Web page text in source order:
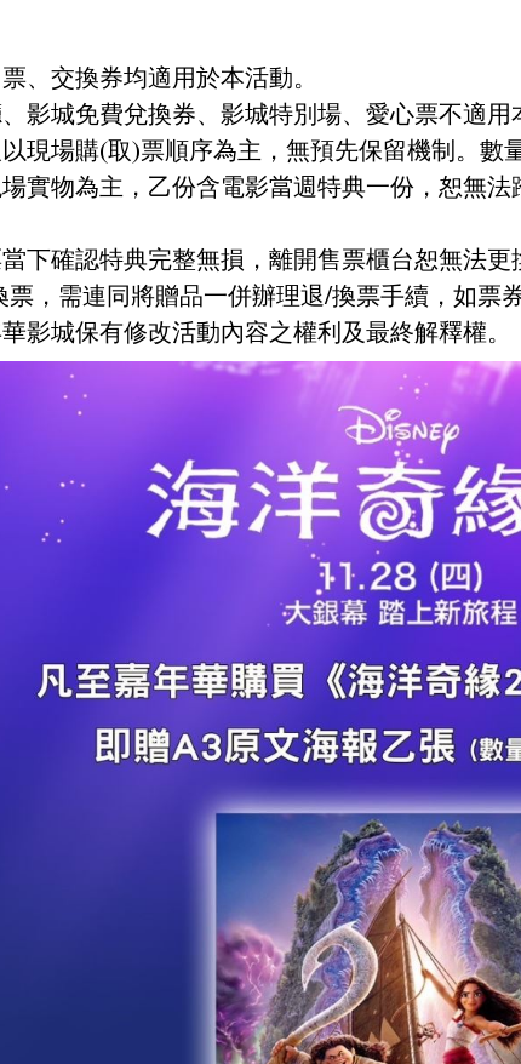
、交換券均適用於本活動。
影城免費兌換券、影城特別場、愛心票不適用
現場購(取)票順序為主，無預先保留機制。數
實物為主，乙份含電影當週特典一份，恕無
下確認特典完整無損，離開售票櫃台恕無法更
，需連同將贈品一併辦理退/換票手續，如票
影城保有修改活動內容之權利及最終解釋權。